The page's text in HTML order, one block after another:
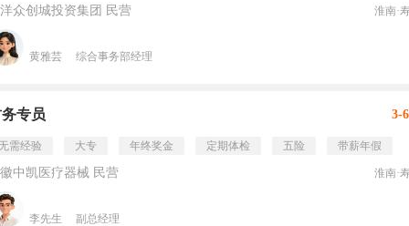
众创城投资集团 民营 淮南·
黄雅芸 综合事务部经理
专员 3-
需经验 大专 年终奖金 定期体检 五险 带薪年假
中凯医疗器械 民营 淮南·
李先生 副总经理